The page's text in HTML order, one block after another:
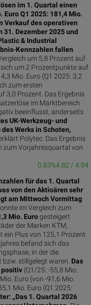
im 1. Quartal einen
Euro Q1 2025: 181,4 Mio.
Verkauf des operativen
Dezember 2025 und
& Industrial
Kennzahlen fallen
um 5,8 Prozent auf
um 2 Prozentpunkte auf
Mio. Euro (Q1 2025: 3,2
zum ersten
3,0 Prozent. Das Ergebnis
im Marktbereich
beeinflusst, anderseits
UK-Werkzeug- und
Werks in Schoten,
Polytec. Das Ergebnis
zum Vorjahresquartal von
4.82 / 4.94
0.83%
für das 1. Quartal
von den Aktioären sehr
am Mittwoch Vormittag
im Vergleich zum
Mio. Eurogesteigert
der Marken KTM,
ein Plus von 125,1 Prozent
befand sich das
in der die
stillgelegt waren. Das
positiv (Q1/25: -55,8 Mio.
Euro (von -91,6 Mio.
Mio. Euro (Q1 2025:
„Das 1. Quartal 2026